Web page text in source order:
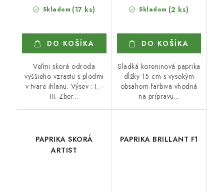
Skladom (17 ks)
DO KOŠÍKA
Veľmi skorá odroda
vyššieho vzrastu s plodmi
v tvare ihlanu. Výsev : I. -
III. Zber...
Skladom (2 ks)
DO KOŠÍKA
Sladká koreninová paprika
dĺžky 15 cm s vysokým
obsahom farbiva vhodná
na prípravu...
PAPRIKA SKORÁ
ARTIST
PAPRIKA BRILLANT F1